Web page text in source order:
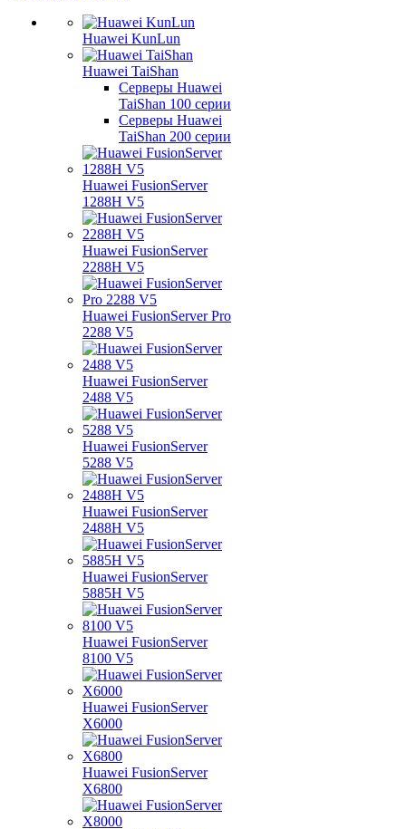
Huawei KunLun
Huawei TaiShan
Серверы Huawei
TaiShan 100 серии
Серверы Huawei
TaiShan 200 серии
Huawei FusionServer
1288H V5
Huawei FusionServer
2288H V5
Huawei FusionServer Pro
2288 V5
Huawei FusionServer
2488 V5
Huawei FusionServer
5288 V5
Huawei FusionServer
2488H V5
Huawei FusionServer
5885H V5
Huawei FusionServer
8100 V5
Huawei FusionServer
X6000
Huawei FusionServer
X6800